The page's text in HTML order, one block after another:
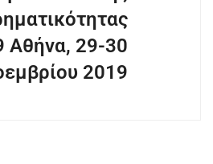
Αθήνα, 29-30
2019